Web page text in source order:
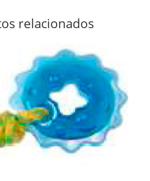
relacionados